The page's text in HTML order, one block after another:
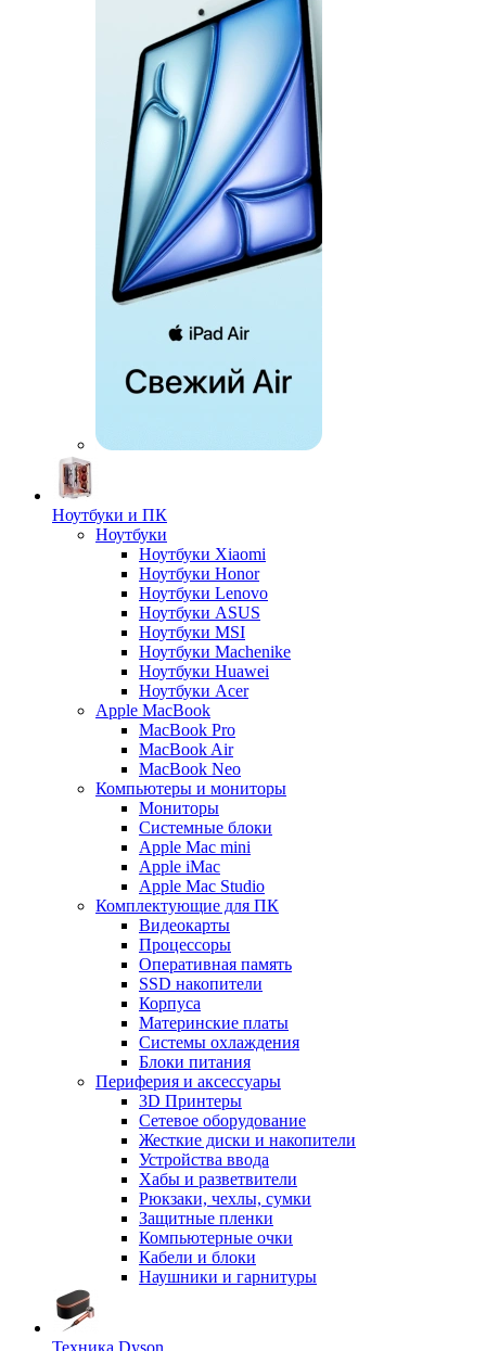
Ноутбуки и ПК
Ноутбуки
Ноутбуки Xiaomi
Ноутбуки Honor
Ноутбуки Lenovo
Ноутбуки ASUS
Ноутбуки MSI
Ноутбуки Machenike
Ноутбуки Huawei
Ноутбуки Acer
Apple MacBook
MacBook Pro
MacBook Air
MacBook Neo
Компьютеры и мониторы
Мониторы
Системные блоки
Apple Mac mini
Apple iMac
Apple Mac Studio
Комплектующие для ПК
Видеокарты
Процессоры
Оперативная память
SSD накопители
Корпуса
Материнские платы
Системы охлаждения
Блоки питания
Периферия и аксессуары
3D Принтеры
Сетевое оборудование
Жесткие диски и накопители
Устройства ввода
Хабы и разветвители
Рюкзаки, чехлы, сумки
Защитные пленки
Компьютерные очки
Кабели и блоки
Наушники и гарнитуры
Техника Dyson